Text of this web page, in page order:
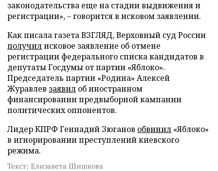
законодательства еще на стадии выдвижения и
регистрации», – говорится в исковом заявлении.
Как писала газета ВЗГЛЯД, Верховный суд России
получилисковое заявление об отмене
регистрации федерального списка кандидатов в
депутаты Госдумы от партии «Яблоко».
Председатель партии «Родина» Алексей
Журавлев заявил об иностранном
финансировании предвыборной кампании
политических оппонентов.
Лидер КПРФ Геннадий Зюганов обвинил «Яблоко»
в игнорировании преступлений киевского
режима.
Текст: Елизавета Шишкова